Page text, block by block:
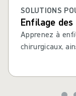
SOLUTIONS
Enfilage
Apprenez à
chirurgicaux,